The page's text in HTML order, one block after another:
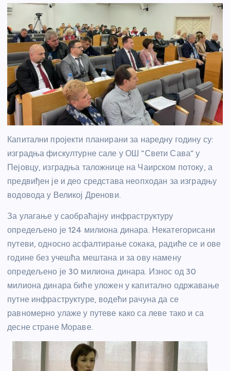
Капитални пројекти планирани за наредну годину су:
изградња фискултурне сале у ОШ “Свети Сава” у
Пејовцу, изградња таложнице на Чаирском потоку, а
предвиђен је и део средстава неопходан за изградњу
водовода у Великој Дренови.
За улагање у саобраћајну инфраструктуру
опредељено је 124 милиона динара. Некатегорисани
путеви, односно асфалтирање сокака, радиће се и ове
године без учешћа мештана и за ову намену
опредељено је 30 милиона динара. Износ од 30
милиона динара биће уложен у капитално одржавање
путне инфраструктуре, водећи рачуна да се
равномерно улаже у путеве како са леве тако и са
десне стране Мораве.